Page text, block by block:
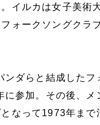
イルカは女子美術
ォークソングクラ
ダらと結成した
参加。その後、
なって1973年ま